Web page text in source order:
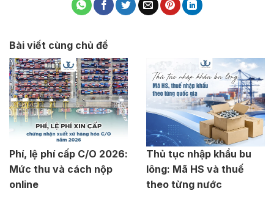
Bài viết cùng chủ đề
Phí, lệ phí cấp C/O 2026:
Mức thu và cách nộp
online
Thủ tục nhập khẩu bu
lông: Mã HS và thuế
theo từng nước